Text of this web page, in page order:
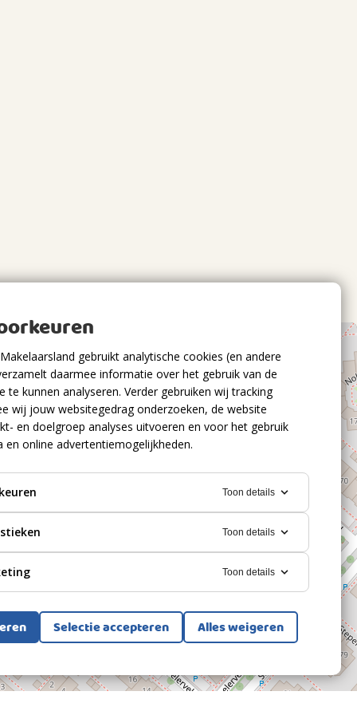
gebruikt analytische cookies (en andere
daarmee informatie over het gebruik van de
te kunnen analyseren. Verder gebruiken wij tracking
wij jouw websitegedrag onderzoeken, de website
en doelgroep analyses uitvoeren en voor het gebruik
en online advertentiemogelijkheden.
Toon details
Toon details
Toon details
Selectie accepteren Alles weigeren